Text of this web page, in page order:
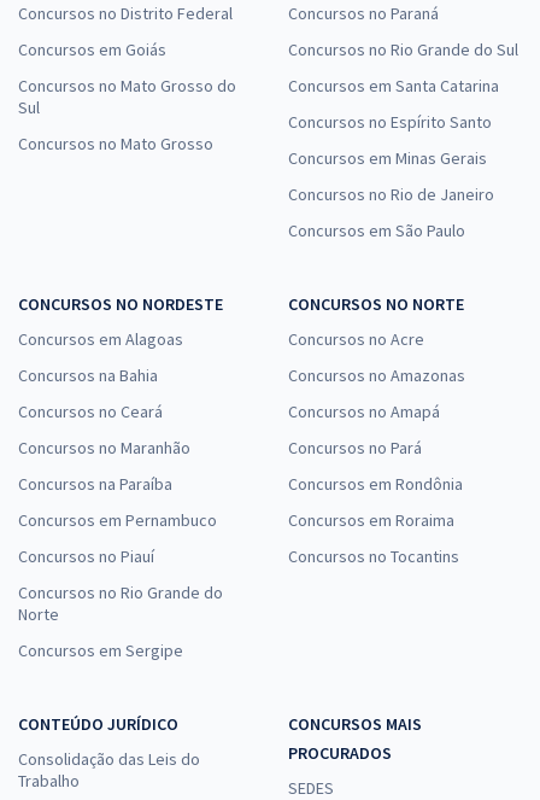
Concursos no Distrito Federal
Concursos em Goiás
Concursos no Mato Grosso do
Sul
Concursos no Mato Grosso
Concursos no Paraná
Concursos no Rio Grande do Sul
Concursos em Santa Catarina
Concursos no Espírito Santo
Concursos em Minas Gerais
Concursos no Rio de Janeiro
Concursos em São Paulo
CONCURSOS NO NORDESTE
Concursos em Alagoas
Concursos na Bahia
Concursos no Ceará
Concursos no Maranhão
Concursos na Paraíba
Concursos em Pernambuco
Concursos no Piauí
Concursos no Rio Grande do
Norte
Concursos em Sergipe
CONCURSOS NO NORTE
Concursos no Acre
Concursos no Amazonas
Concursos no Amapá
Concursos no Pará
Concursos em Rondônia
Concursos em Roraima
Concursos no Tocantins
CONTEÚDO JURÍDICO
Consolidação das Leis do
Trabalho
CONCURSOS MAIS
PROCURADOS
SEDES